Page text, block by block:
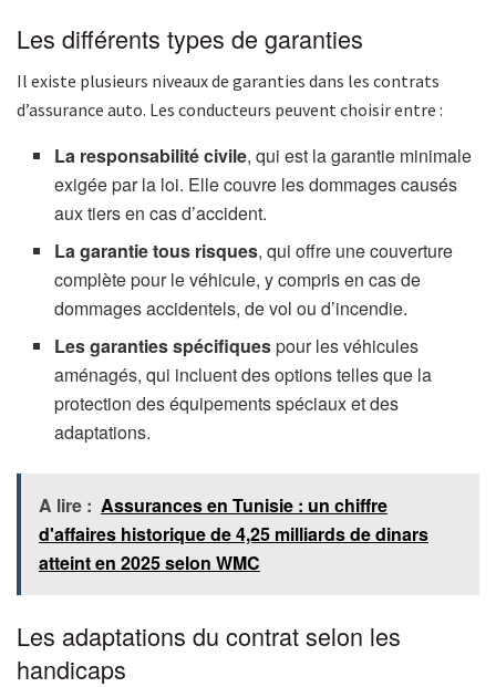
Les différents types de garanties
Il existe plusieurs niveaux de garanties dans les contrats
d’assurance auto. Les conducteurs peuvent choisir entre :
La responsabilité civile, qui est la garantie minimale
exigée par la loi. Elle couvre les dommages causés
aux tiers en cas d’accident.
La garantie tous risques, qui offre une couverture
complète pour le véhicule, y compris en cas de
dommages accidentels, de vol ou d’incendie.
Les garanties spécifiquespour les véhicules
aménagés, qui incluent des options telles que la
protection des équipements spéciaux et des
adaptations.
A lire : Assurances en Tunisie : un chiffre
d'affaires historique de 4,25 milliards de dinars
atteint en 2025 selon WMC
Les adaptations du contrat selon les
handicaps